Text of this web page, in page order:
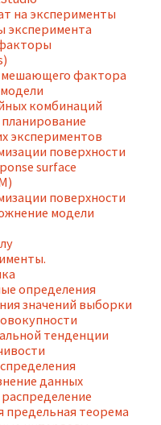
на эксперименты
эксперимента
фактора
комбинаций
экспериментов
поверхности
surface
поверхности
модели
определения
значений выборки
тенденции
данных
предельная теорема